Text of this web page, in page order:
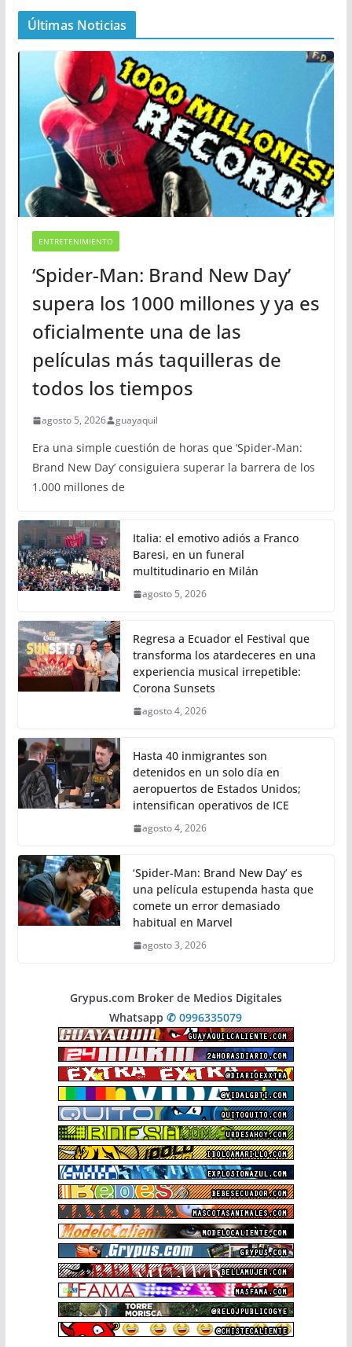
Últimas Noticias
ENTRETENIMIENTO
‘Spider-Man: Brand New Day’
supera los 1000 millones y ya es
oficialmente una de las
películas más taquilleras de
todos los tiempos
agosto 5, 2026 guayaquil
Era una simple cuestión de horas que ‘Spider-Man:
Brand New Day’ consiguiera superar la barrera de los
1.000 millones de
Italia: el emotivo adiós a Franco
Baresi, en un funeral
multitudinario en Milán
agosto 5, 2026
Regresa a Ecuador el Festival que
transforma los atardeceres en una
experiencia musical irrepetible:
Corona Sunsets
agosto 4, 2026
Hasta 40 inmigrantes son
detenidos en un solo día en
aeropuertos de Estados Unidos;
intensifican operativos de ICE
agosto 4, 2026
‘Spider-Man: Brand New Day’ es
una película estupenda hasta que
comete un error demasiado
habitual en Marvel
agosto 3, 2026
Grypus.com Broker de Medios Digitales
Whatsapp✆ 0996335079